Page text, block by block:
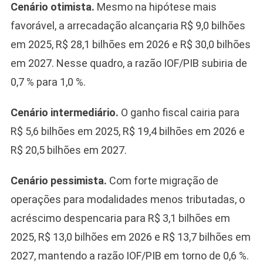
Cenário otimista. Mesmo na hipótese mais
favorável, a arrecadação alcançaria R$ 9,0 bilhões
em 2025, R$ 28,1 bilhões em 2026 e R$ 30,0 bilhões
em 2027. Nesse quadro, a razão IOF/PIB subiria de
0,7 % para 1,0 %.
Cenário intermediário. O ganho fiscal cairia para
R$ 5,6 bilhões em 2025, R$ 19,4 bilhões em 2026 e
R$ 20,5 bilhões em 2027.
Cenário pessimista. Com forte migração de
operações para modalidades menos tributadas, o
acréscimo despencaria para R$ 3,1 bilhões em
2025, R$ 13,0 bilhões em 2026 e R$ 13,7 bilhões em
2027, mantendo a razão IOF/PIB em torno de 0,6 %.